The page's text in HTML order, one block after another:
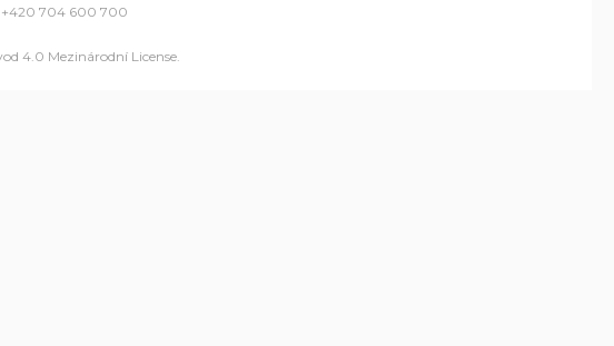
+420 704 600 700
4.0 Mezinárodní License.